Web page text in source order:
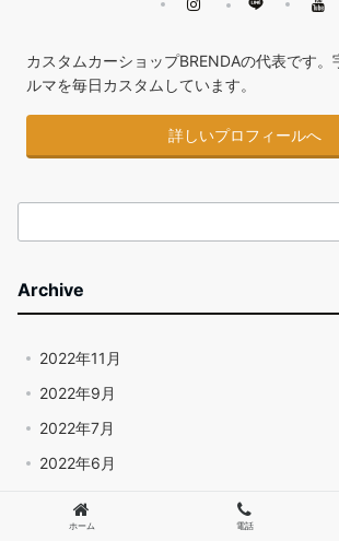
ホーム 電話
カスタムカーショップBRENDAの代表です。
ルマを毎日カスタムしています。
詳しいプロフィールへ
Archive
2022年11月
2022年9月
2022年7月
2022年6月
2022年3月